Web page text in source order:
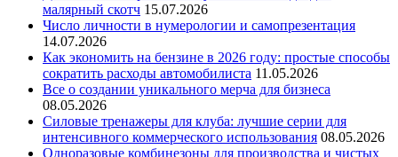
малярный скотч 15.07.2026
Число личности в нумерологии и самопрезентация
14.07.2026
Как экономить на бензине в 2026 году: простые способы
сократить расходы автомобилиста 11.05.2026
Все о создании уникального мерча для бизнеса
08.05.2026
Силовые тренажеры для клуба: лучшие серии для
интенсивного коммерческого использования 08.05.2026
Одноразовые комбинезоны для производства и чистых